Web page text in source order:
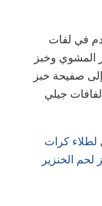
في لفات
المشوي وخبز
صفيحة خبز
جيلي
لطلاء كرات
لحم الخنزير